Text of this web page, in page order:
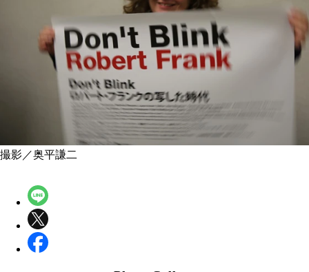
撮影／奥平謙二